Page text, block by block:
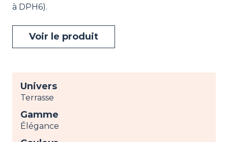
à DPH6).
Voir le produit
Univers
Terrasse
Gamme
Élégance